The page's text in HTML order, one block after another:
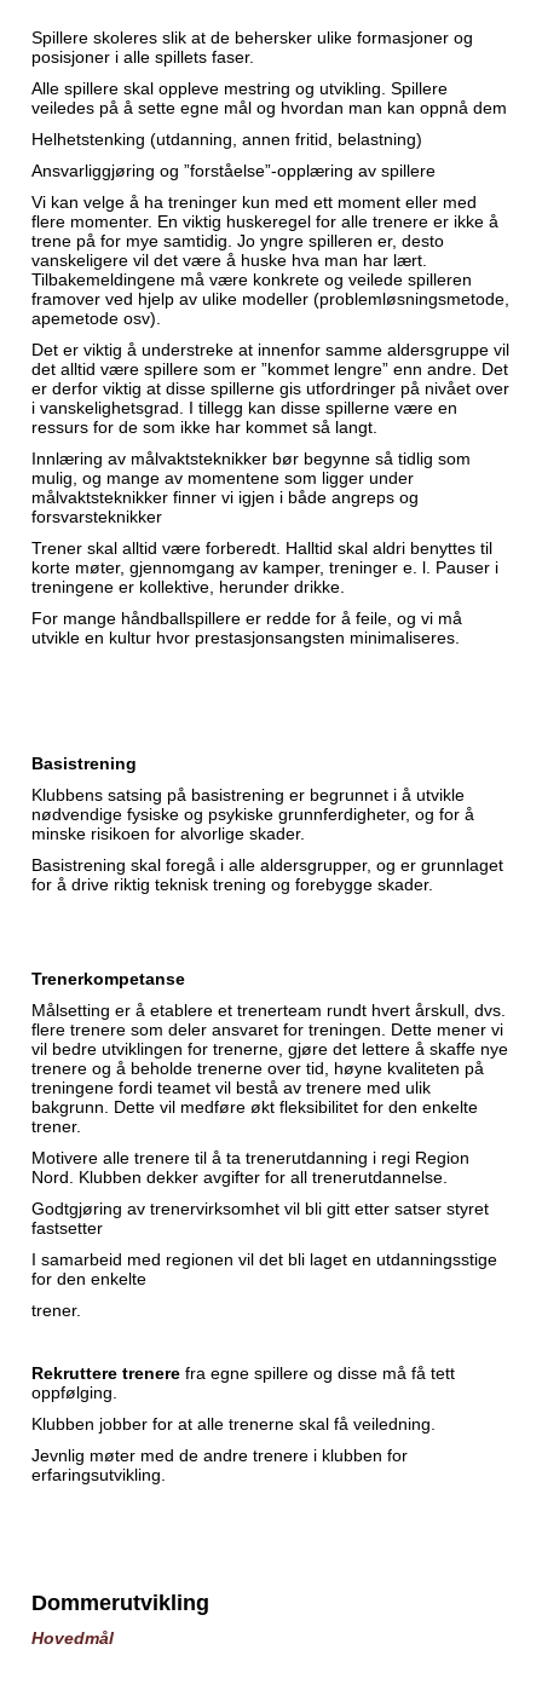
Spillere skoleres slik at de behersker ulike formasjoner og
posisjoner i alle spillets faser.
Alle spillere skal oppleve mestring og utvikling. Spillere
veiledes på å sette egne mål og hvordan man kan oppnå dem
Helhetstenking (utdanning, annen fritid, belastning)
Ansvarliggjøring og ”forståelse”-opplæring av spillere
Vi kan velge å ha treninger kun med ett moment eller med
flere momenter. En viktig huskeregel for alle trenere er ikke å
trene på for mye samtidig. Jo yngre spilleren er, desto
vanskeligere vil det være å huske hva man har lært.
Tilbakemeldingene må være konkrete og veilede spilleren
framover ved hjelp av ulike modeller (problemløsningsmetode,
apemetode osv).
Det er viktig å understreke at innenfor samme aldersgruppe vil
det alltid være spillere som er ”kommet lengre” enn andre. Det
er derfor viktig at disse spillerne gis utfordringer på nivået over
i vanskelighetsgrad. I tillegg kan disse spillerne være en
ressurs for de som ikke har kommet så langt.
Innlæring av målvaktsteknikker bør begynne så tidlig som
mulig, og mange av momentene som ligger under
målvaktsteknikker finner vi igjen i både angreps og
forsvarsteknikker
Trener skal alltid være forberedt. Halltid skal aldri benyttes til
korte møter, gjennomgang av kamper, treninger e. l. Pauser i
treningene er kollektive, herunder drikke.
For mange håndballspillere er redde for å feile, og vi må
utvikle en kultur hvor prestasjonsangsten minimaliseres.
Basistrening
Klubbens satsing på basistrening er begrunnet i å utvikle
nødvendige fysiske og psykiske grunnferdigheter, og for å
minske risikoen for alvorlige skader.
Basistrening skal foregå i alle aldersgrupper, og er grunnlaget
for å drive riktig teknisk trening og forebygge skader.
Trenerkompetanse
Målsetting er å etablere et trenerteam rundt hvert årskull, dvs.
flere trenere som deler ansvaret for treningen. Dette mener vi
vil bedre utviklingen for trenerne, gjøre det lettere å skaffe nye
trenere og å beholde trenerne over tid, høyne kvaliteten på
treningene fordi teamet vil bestå av trenere med ulik
bakgrunn. Dette vil medføre økt fleksibilitet for den enkelte
trener.
Motivere alle trenere til å ta trenerutdanning i regi Region
Nord. Klubben dekker avgifter for all trenerutdannelse.
Godtgjøring av trenervirksomhet vil bli gitt etter satser styret
fastsetter
I samarbeid med regionen vil det bli laget en utdanningsstige
for den enkelte
trener.
Rekruttere trenere fra egne spillere og disse må få tett
oppfølging.
Klubben jobber for at alle trenerne skal få veiledning.
Jevnlig møter med de andre trenere i klubben for
erfaringsutvikling.
Dommerutvikling
Hovedmål